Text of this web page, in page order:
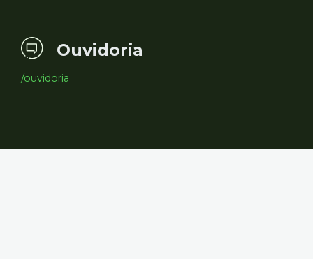
Ouvidoria
/ouvidoria